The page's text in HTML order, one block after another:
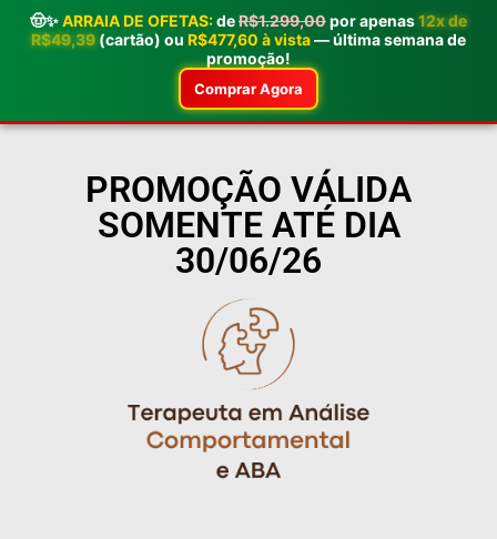
PROMOÇÃO VÁLIDA
SOMENTE ATÉ DIA
30/06/26
🤠✨ARRAIA DE OFETAS:deR$1.299,00por apenas12x de
R$49,39 (cartão) ou R$477,60 à vista— última semana de
promoção!
Comprar Agora